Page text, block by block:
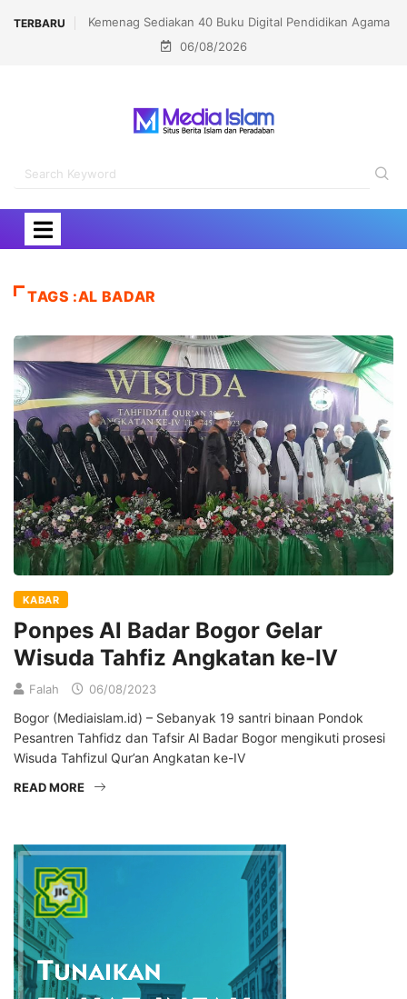
TERBARU
Kemenag Sediakan 40 Buku Digital Pendidikan Agama
Islam di Smart PAI
06/08/2026
TAGS :AL BADAR
KABAR
Ponpes Al Badar Bogor Gelar
Wisuda Tahfiz Angkatan ke-IV
Falah 06/08/2023
Bogor (Mediaislam.id) – Sebanyak 19 santri binaan Pondok
Pesantren Tahfidz dan Tafsir Al Badar Bogor mengikuti prosesi
Wisuda Tahfizul Qur’an Angkatan ke-IV
READ MORE